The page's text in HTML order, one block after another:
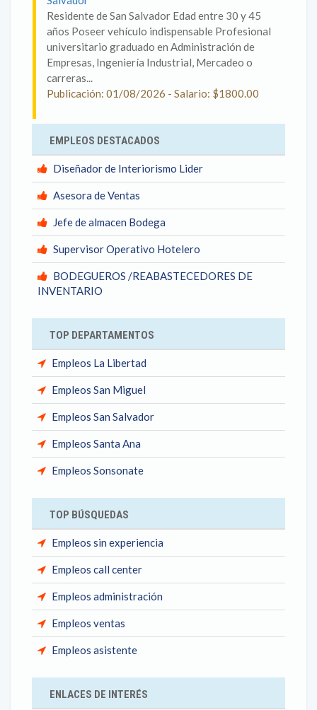
Residente de San Salvador Edad entre 30 y 45
años Poseer vehículo indispensable Profesional
universitario graduado en Administración de
Empresas, Ingeniería Industrial, Mercadeo o
carreras...
Publicación: 01/08/2026 - Salario: $1800.00
EMPLEOS DESTACADOS
Diseñador de Interiorismo Lider
Asesora de Ventas
Jefe de almacen Bodega
Supervisor Operativo Hotelero
BODEGUEROS /REABASTECEDORES DE
INVENTARIO
TOP DEPARTAMENTOS
Empleos La Libertad
Empleos San Miguel
Empleos San Salvador
Empleos Santa Ana
Empleos Sonsonate
TOP BÚSQUEDAS
Empleos sin experiencia
Empleos call center
Empleos administración
Empleos ventas
Empleos asistente
ENLACES DE INTERÉS